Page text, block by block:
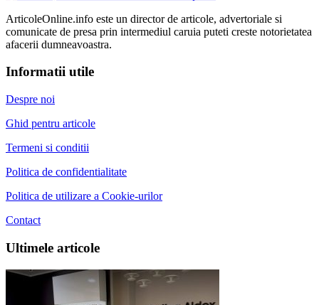
ArticoleOnline.info este un director de articole, advertoriale si
comunicate de presa prin intermediul caruia puteti creste notorietatea
afacerii dumneavoastra.
Informatii utile
Despre noi
Ghid pentru articole
Termeni si conditii
Politica de confidentialitate
Politica de utilizare a Cookie-urilor
Contact
Ultimele articole